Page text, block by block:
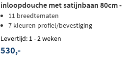
inloopdouche met satijnbaan 80cm -
Mat wit
11 breedtematen
7 kleuren profiel/bevestiging
Levertijd: 1 - 2 weken
530,-